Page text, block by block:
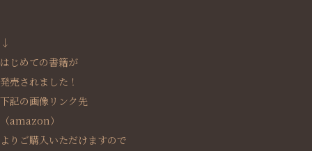
↓
はじめての書籍が
発売されました！
下記の画像リンク先
（amazon）
よりご購入いただけますので